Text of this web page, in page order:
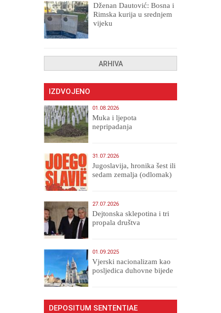
Dženan Dautović: Bosna i
Rimska kurija u srednjem
vijeku
ARHIVA
IZDVOJENO
01.08.2026
Muka i ljepota
nepripadanja
31.07.2026
Jugoslavija, hronika šest ili
sedam zemalja (odlomak)
27.07.2026
Dejtonska sklepotina i tri
propala društva
01.09.2025
​Vjerski nacionalizam kao
posljedica duhovne bijede
DEPOSITUM SENTENTIAE